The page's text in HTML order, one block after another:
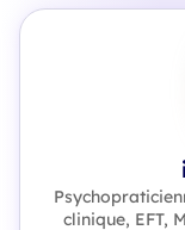
clinique, EFT,